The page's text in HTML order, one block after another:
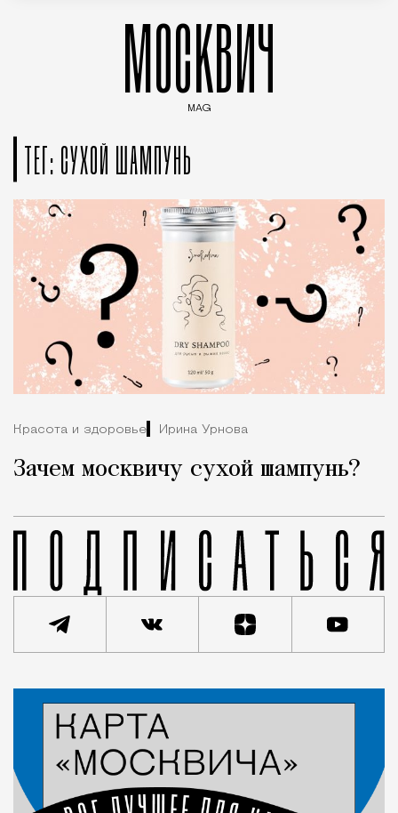
МОСКВИЧ
MAG
ТЕГ: СУХОЙ ШАМПУНЬ
Красота и здоровье Ирина Урнова
Зачем москвичу сухой шампунь?